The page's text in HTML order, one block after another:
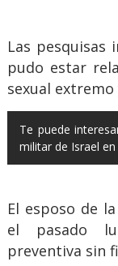
Las pesquisas
pudo estar
sexual extremo
Te puede
militar de Israel
El esposo de
el pasado
preventiva sin